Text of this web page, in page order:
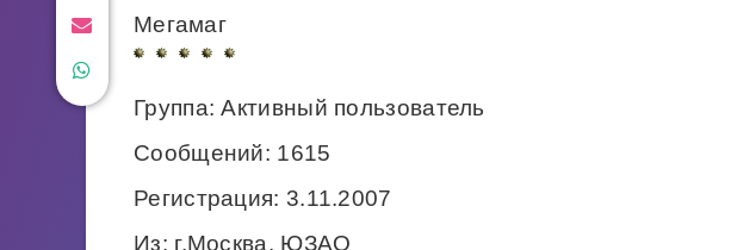
Мегамаг
Группа: Активный пользователь
Сообщений: 1615
Регистрация: 3.11.2007
Из: г.Москва, ЮЗАО